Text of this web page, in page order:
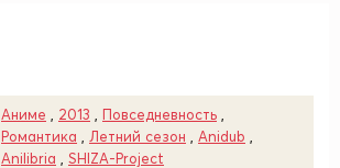
Аниме 2013 Повседневность
Романтика
Летний сезон Anidub
Anilibria
SHIZA-Project